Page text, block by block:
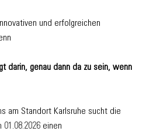
und erfolgreichen
darin, genau dann da zu sein, wenn
am Standort Karlsruhe sucht die
einen